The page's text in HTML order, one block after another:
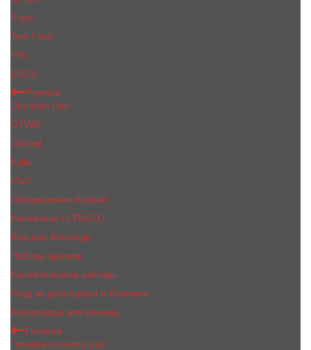
Pupa
Tom Ford
YSL
ZOZU
Румяна
Christian Dior
OTWO
Сhanеl
Kylie
MaC
Оформление бровей
Косметика O.TWO.O
Хна для Мехенди
Наборы кремов
Косметические наборы
Уход за ресницами и бровями
Аксессуары для ресниц
Гигиена
Гигиена полости рта